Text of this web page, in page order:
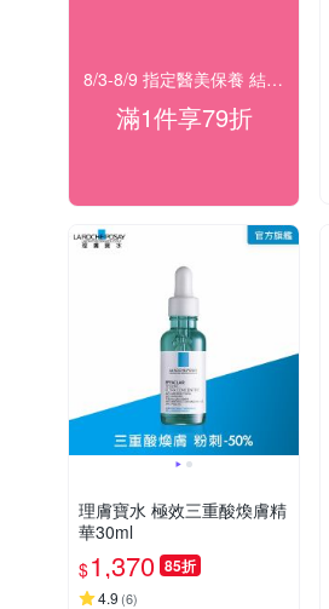
8/3-8/9 指定醫美保養 結帳79折
滿1件享79折
理膚寶水 極效三重酸煥膚精
華30ml
$1,370 85折
4.9 (6)